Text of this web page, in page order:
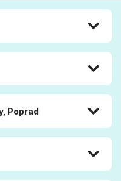
Poprad